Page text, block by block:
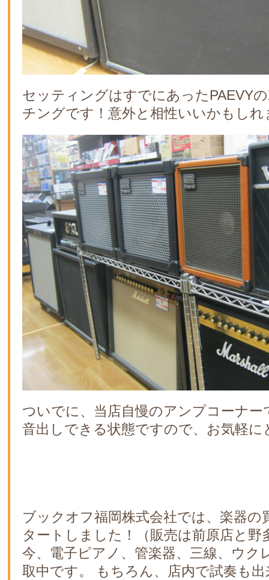
セッティングはすでにあったPAEVY
チングです！意外と相性いいかもしれ
ついでに、当店自慢のアンプコーナー
音出しできる状態ですので、お気軽に
ブックオフ福岡株式会社では、楽器の
タートしました！（販売は前原店と野
今、電子ピアノ、管楽器、三線、ウク
取中です。 もちろん、店内で試奏も